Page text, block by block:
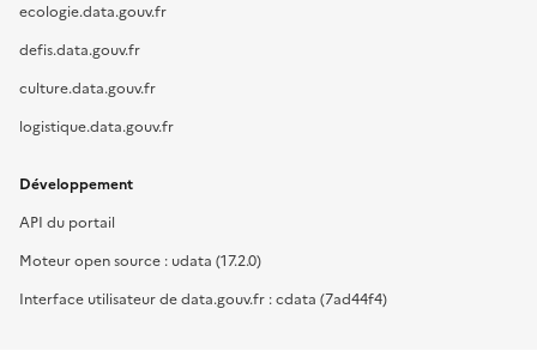
ecologie.data.gouv.fr
defis.data.gouv.fr
culture.data.gouv.fr
logistique.data.gouv.fr
Développement
API du portail
Moteur open source : udata (17.2.0)
Interface utilisateur de data.gouv.fr : cdata (7ad44f4)